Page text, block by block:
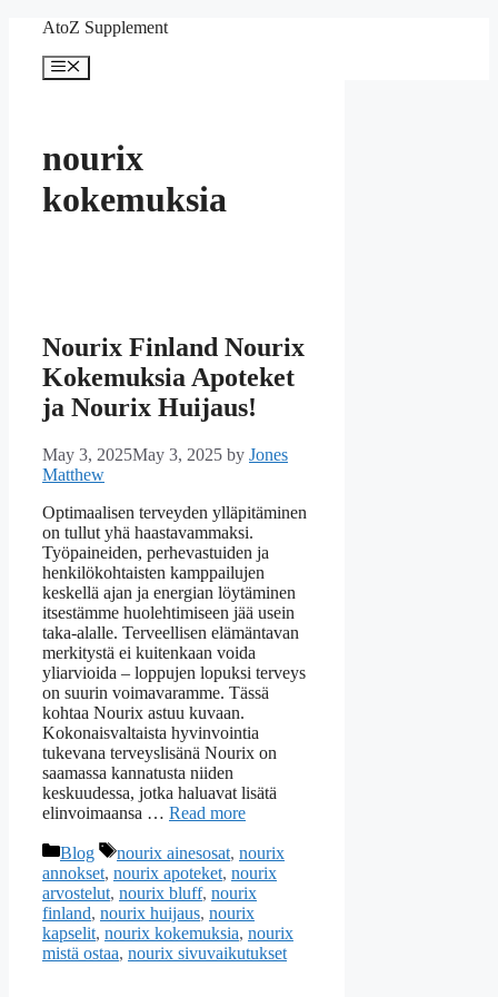
content
AtoZ Supplement
Menu
nourix
kokemuksia
Nourix Finland Nourix
Kokemuksia Apoteket
ja Nourix Huijaus!
May 3, 2025May 3, 2025 by Jones
Matthew
Optimaalisen terveyden ylläpitäminen
on tullut yhä haastavammaksi.
Työpaineiden, perhevastuiden ja
henkilökohtaisten kamppailujen
keskellä ajan ja energian löytäminen
itsestämme huolehtimiseen jää usein
taka-alalle. Terveellisen elämäntavan
merkitystä ei kuitenkaan voida
yliarvioida – loppujen lopuksi terveys
on suurin voimavaramme. Tässä
kohtaa Nourix astuu kuvaan.
Kokonaisvaltaista hyvinvointia
tukevana terveyslisänä Nourix on
saamassa kannatusta niiden
keskuudessa, jotka haluavat lisätä
elinvoimaansa … Read more
Categories
Blog Tags
nourix ainesosat, nourix
annokset, nourix apoteket, nourix
arvostelut, nourix bluff, nourix
finland, nourix huijaus, nourix
kapselit, nourix kokemuksia, nourix
mistä ostaa, nourix sivuvaikutukset